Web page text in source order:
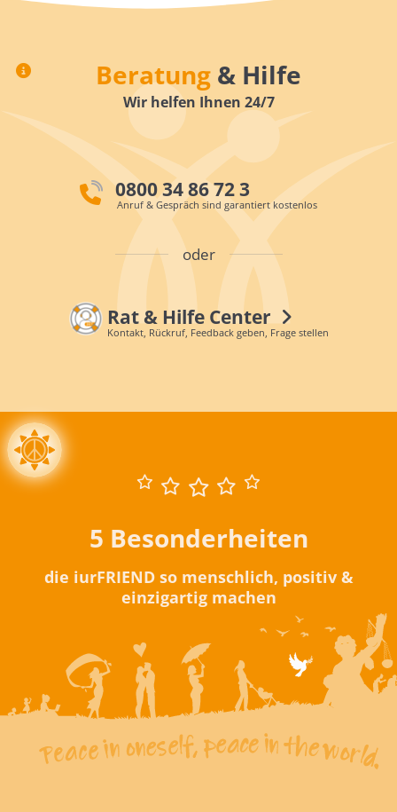
Beratung & Hilfe
Wir helfen Ihnen 24/7
0800 34 86 72 3
Anruf & Gespräch sind garantiert kostenlos
oder
Rat & Hilfe Center
Kontakt, Rückruf, Feedback geben, Frage stellen
5 Besonderheiten
die iurFRIEND so menschlich, positiv &
einzigartig machen